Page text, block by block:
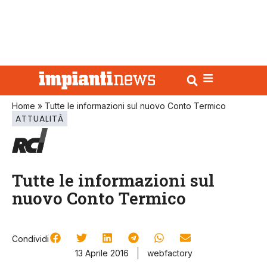
Home » Tutte le informazioni sul nuovo Conto Termico
ATTUALITÀ
Tutte le informazioni sul
nuovo Conto Termico
Condividi
13 Aprile 2016
webfactory